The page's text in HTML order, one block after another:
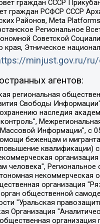
граждан СССР
граждан РСФСР СССР
Районов, Meta
Региональное
Советской
края, Этническое
minjust.gov.ru/
агентов:
квалификации) специалистов "АКАДЕМИЯ ПО ПРАВАМ ЧЕЛОВЕКА", Свердловская региональная общественная организация "Сутяжник", Автономная некоммерческая организация "Центр независимых социологических исследований", Союз общественных объединений "Российский исследовательский центр по правам человека", Региональное общественное учреждение научно-информационный центр "МЕМОРИАЛ", Некоммерческая организация "Фонд защиты гласности", Автономная некоммерческая организация "Институт прав человека", Городская общественная организация "Екатеринбургское общество "МЕМОРИАЛ", Городская общественная организация "Рязанское историко-просветительское и правозащитное общество "Мемориал" (Рязанский Мемориал), Челябинский региональный орган общественной самодеятельности – женское общественное объединение "Женщины Евразии", Челябинский региональный орган общественной самодеятельности "Уральская правозащитная группа", Фонд содействия защите здоровья и социальной справедливости имени Андрея Рылькова, Автономная Некоммерческая Организация "Аналитический Центр Юрия Левады", Автономная некоммерческая организация социальной поддержки населения "Проект Апрель", Региональная общественная организация помощи женщинам и детям, находящимся в кризисной ситуации "Информационно-методический центр "Анна", Фонд содействия развитию массовых коммуникаций и правовому просвещению "Так-так-Так", Фонд содействия устойчивому развитию "Серебряная тайга", Свердловский региональный общественный фонд социальных проектов "Новое время", "Idel.Реалии", Кавказ.Реалии, Крым.Реалии, Телеканал Настоящее Время,